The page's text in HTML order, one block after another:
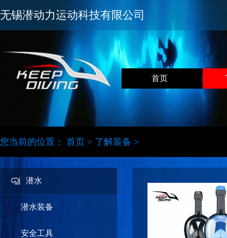
无锡潜动力运动科技有限公司
首页 |
您当前的位置： 首页 > 了解装备 >
潜水
潜水装备
安全工具